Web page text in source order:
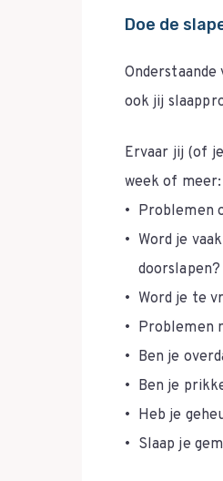
Doe de
ook jij
Ervaar jij (of
week of meer:
Problemen
Word je
doorslapen?
Word je te
Problemen
Ben je
Ben je
Heb je
Slaap je